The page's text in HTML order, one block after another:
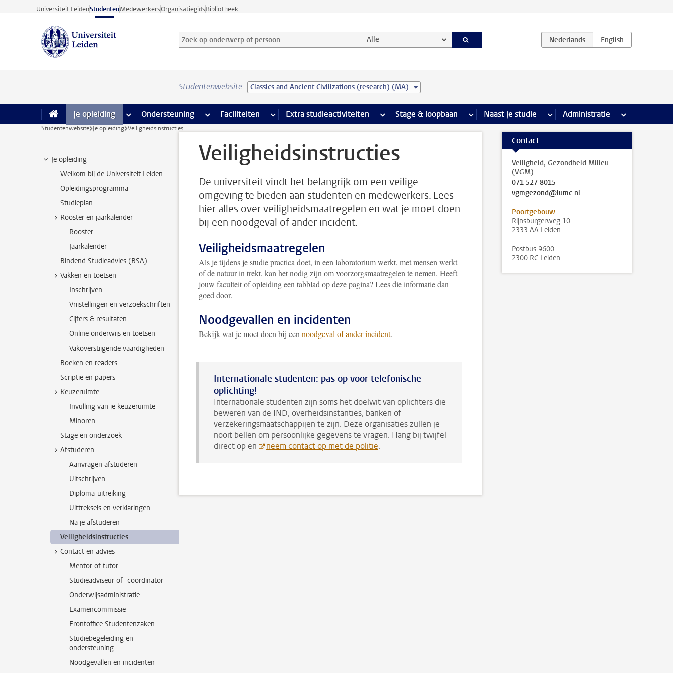
Ga direct naar de inhoud
Universiteit LeidenStudentenMedewerkersOrganisatiegidsBibliotheek
Zoek op onderwerp of persoon en selecteer categorie
Zoekterm Alle
Studentenwebsite Classics and Ancient Civilizations (research) (MA)
Je opleiding meer Je opleiding pagina’s
Ondersteuning meer Ondersteuning pagina’s
Faciliteiten meer Faciliteiten pagina’s
Extra studieactiviteiten meer Extra studieactiviteiten pagina’s
Stage & loopbaan meer Stage & loopbaan pagina’s
Naast je studie meer Naast je studie pagina’s
Administratie meer
Studentenwebsite Je opleiding Veiligheidsinstructies
Je opleiding
Welkom bij de Universiteit Leiden
Opleidingsprogramma
Studieplan
Rooster en jaarkalender
Rooster
Jaarkalender
Bindend Studieadvies (BSA)
Vakken en toetsen
Inschrijven
Vrijstellingen en verzoekschriften
Cijfers & resultaten
Online onderwijs en toetsen
Vakoverstijgende vaardigheden
Boeken en readers
Scriptie en papers
Keuzeruimte
Invulling van je keuzeruimte
Minoren
Stage en onderzoek
Afstuderen
Aanvragen afstuderen
Uitschrijven
Diploma-uitreiking
Uittreksels en verklaringen
Na je afstuderen
Veiligheidsinstructies
Contact en advies
Mentor of tutor
Studieadviseur of -coördinator
Onderwijsadministratie
Examencommissie
Frontoffice Studentenzaken
Studiebegeleiding en -
ondersteuning
Noodgevallen en incidenten
Veiligheidsinstructies
De universiteit vindt het belangrijk om een veilige
omgeving te bieden aan studenten en medewerkers. Lees
hier alles over veiligheidsmaatregelen en wat je moet doen
bij een noodgeval of ander incident.
Veiligheidsmaatregelen
Als je tijdens je studie practica doet, in een laboratorium werkt, met mensen werkt
of de natuur in trekt, kan het nodig zijn om voorzorgsmaatregelen te nemen. Heeft
jouw faculteit of opleiding een tabblad op deze pagina? Lees die informatie dan
goed door.
Noodgevallen en incidenten
Bekijk wat je moet doen bij een noodgeval of ander incident.
Internationale studenten: pas op voor telefonische
oplichting!
Internationale studenten zijn soms het doelwit van oplichters die
beweren van de IND, overheidsinstanties, banken of
verzekeringsmaatschappijen te zijn. Deze organisaties zullen je
nooit bellen om persoonlijke gegevens te vragen. Hang bij twijfel
direct op en
neem contact op met de politie.
Contact
Veiligheid, Gezondheid Milieu
(VGM)
071 527 8015
vgmgezond@lumc.nl
Poortgebouw
Rijnsburgerweg 10
2333 AA Leiden
Postbus 9600
2300 RC Leiden